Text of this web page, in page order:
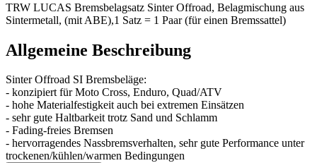
TRW LUCAS Bremsbelagsatz Sinter Offroad, Belagmischung aus
Sintermetall, (mit ABE),1 Satz = 1 Paar (für einen Bremssattel)
Allgemeine Beschreibung
Sinter Offroad SI Bremsbeläge:
- konzipiert für Moto Cross, Enduro, Quad/ATV
- hohe Materialfestigkeit auch bei extremen Einsätzen
- sehr gute Haltbarkeit trotz Sand und Schlamm
- Fading-freies Bremsen
- hervorragendes Nassbremsverhalten, sehr gute Performance unter
trockenen/kühlen/warmen Bedingungen